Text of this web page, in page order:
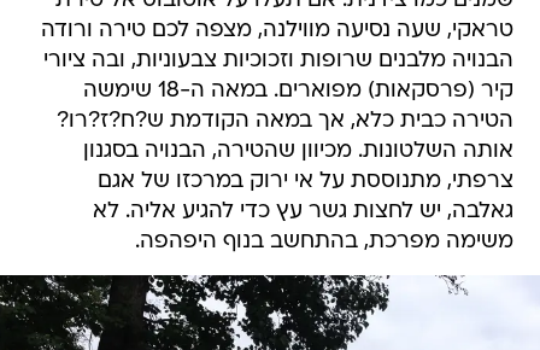
טראקי, שעה נסיעה מווילנה, מצפה לכם טירה ורודה
הבנויה מלבנים שרופות וזכוכיות צבעוניות, ובה ציורי
קיר (פרסקאות) מפוארים. במאה ה-18 שימשה
הטירה כבית כלא, אך במאה הקודמת ש?ח?ז?רו?
אותה השלטונות. מכיוון שהטירה, הבנויה בסגנון
צרפתי, מתנוססת על אי ירוק במרכזו של אגם
גאלבה, יש לחצות גשר עץ כדי להגיע אליה. לא
משימה מפרכת, בהתחשב בנוף היפהפה.